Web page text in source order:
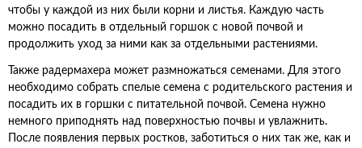
чтобы у каждой из них были корни и листья. Каждую часть
можно посадить в отдельный горшок с новой почвой и
продолжить уход за ними как за отдельными растениями.
Также радермахера может размножаться семенами. Для этого
необходимо собрать спелые семена с родительского растения и
посадить их в горшки с питательной почвой. Семена нужно
немного приподнять над поверхностью почвы и увлажнить.
После появления первых ростков, заботиться о них так же, как и